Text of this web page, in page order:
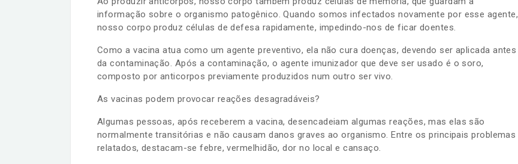
informação sobre o organismo patogênico. Quando somos infectados novamente por esse agente,
nosso corpo produz células de defesa rapidamente, impedindo-nos de ficar doentes.
Como a vacina atua como um agente preventivo, ela não cura doenças, devendo ser aplicada antes
da contaminação. Após a contaminação, o agente imunizador que deve ser usado é o soro,
composto por anticorpos previamente produzidos num outro ser vivo.
As vacinas podem provocar reações desagradáveis?
Algumas pessoas, após receberem a vacina, desencadeiam algumas reações, mas elas são
normalmente transitórias e não causam danos graves ao organismo. Entre os principais problemas
relatados, destacam-se febre, vermelhidão, dor no local e cansaço.